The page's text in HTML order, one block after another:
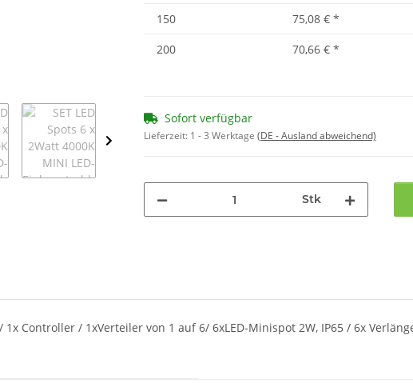
150
75,08 € *
200
70,66 € *
Sofort verfügbar
Lieferzeit: 1 - 3 Werktage (DE - Ausland abweichend)
Stk
Controller / 1xVerteiler von 1 auf 6/ 6xLED-Minispot 2W, IP65 / 6x